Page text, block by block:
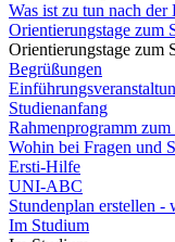
Was ist zu tun nach der
Orientierungstage zum
Orientierungstage zum
Begrüßungen
Studienanfang
Rahmenprogramm
Wohin bei Fragen und
Ersti-Hilfe
UNI-ABC
Stundenplan erstellen -
Im Studium